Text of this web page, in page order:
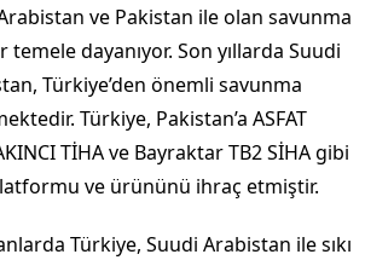
ve Pakistan ile olan savunma
dayanıyor. Son yıllarda Suudi
Türkiye’den önemli savunma
Türkiye, Pakistan’a ASFAT
TİHA ve Bayraktar TB2 SİHA gibi
ve ürününü ihraç etmiştir.
Türkiye, Suudi Arabistan ile sıkı